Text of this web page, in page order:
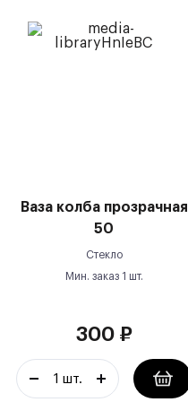
Ваза колба прозрачная
50
Стекло
Мин. заказ 1 шт.
300₽